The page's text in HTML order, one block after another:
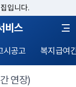
입니다.
비스
시공고 복지급여
연장)